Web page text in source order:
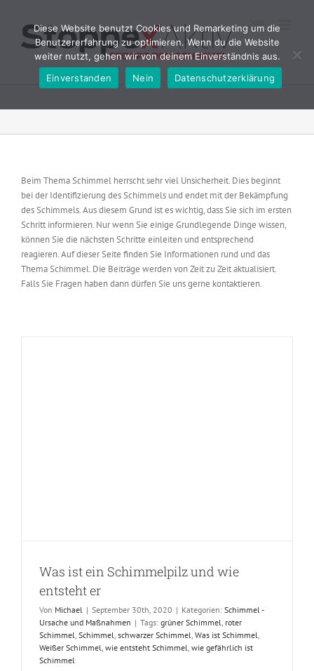
springen
Beim Thema Schimmel herrscht sehr viel Unsicherheit. Dies beginnt
bei der Identifizierung des Schimmels und endet mit der Bekämpfung
des Schimmels. Aus diesem Grund ist es wichtig, dass Sie sich im ersten
Schritt informieren. Nur wenn Sie einige Grundlegende Dinge wissen,
können Sie die nächsten Schritte einleiten und entsprechend
reagieren. Auf dieser Seite finden Sie Informationen rund und das
Thema Schimmel. Die Beiträge werden von Zeit zu Zeit aktualisiert.
Falls Sie Fragen haben dann dürfen Sie uns gerne kontaktieren.
Was ist ein Schimmelpilz und wie
entsteht er
Von Michael | September 30th, 2020 | Kategorien: Schimmel -
Ursache und Maßnahmen | Tags: grüner Schimmel roter
Schimmel Schimmel schwarzer Schimmel Was ist Schimmel
Weißer Schimmel wie entsteht Schimmel wie gefährlich ist
Schimmel
Diese Website benutzt Cookies und Remarketing um die
Benutzererfahrung zu optimieren. Wenn du die Website
weiter nutzt, gehen wir von deinem Einverständnis aus.
Einverstanden
Nein Datenschutzerklärung